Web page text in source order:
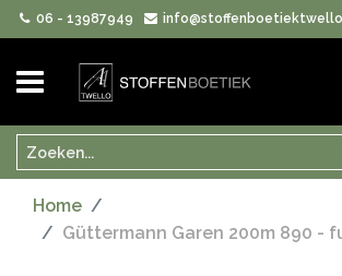
06 - 13987949
Zoeken
Home
Güttermann Garen 200m 890 -